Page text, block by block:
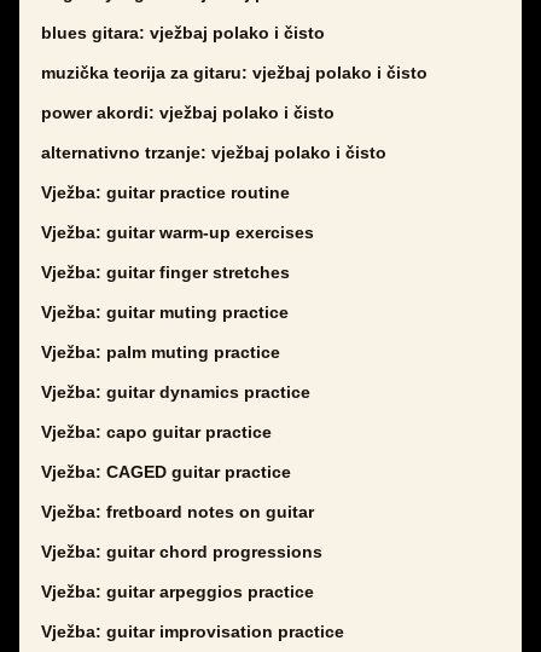
blues gitara: vježbaj polako i čisto
muzička teorija za gitaru: vježbaj polako i čisto
power akordi: vježbaj polako i čisto
alternativno trzanje: vježbaj polako i čisto
Vježba: guitar practice routine
Vježba: guitar warm-up exercises
Vježba: guitar finger stretches
Vježba: guitar muting practice
Vježba: palm muting practice
Vježba: guitar dynamics practice
Vježba: capo guitar practice
Vježba: CAGED guitar practice
Vježba: fretboard notes on guitar
Vježba: guitar chord progressions
Vježba: guitar arpeggios practice
Vježba: guitar improvisation practice